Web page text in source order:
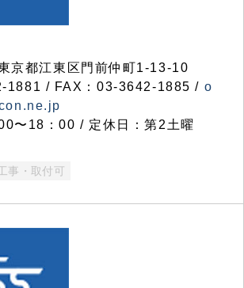
都江東区門前仲町1-13-10
1881 / FAX：03-3642-1885 / o
〜18：00 / 定休日：第2土曜
事・取付可